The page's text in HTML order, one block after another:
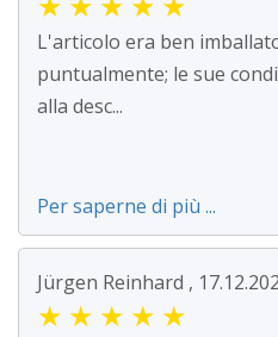
L'articolo era ben
puntualmente; le sue
alla desc...
Per saperne di più ...
Jürgen Reinhard ,
★ ★ ★ ★ ★